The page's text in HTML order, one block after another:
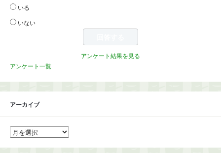
いる
いない
アンケート結果を見る
アンケート一覧
アーカイブ
ア
ー
イ